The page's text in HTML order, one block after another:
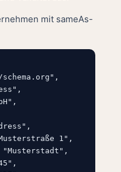
mit sameAs-
1",